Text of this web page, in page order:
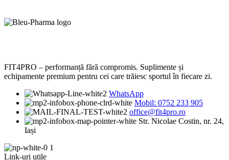
FIT4PRO – performanță fără compromis. Suplimente și
echipamente premium pentru cei care trăiesc sportul în fiecare zi.
WhatsApp
Mobil: 0752 233 905
office@fit4pro.ro
Str. Nicolae Costin, nr. 24,
Iași
Link-uri utile